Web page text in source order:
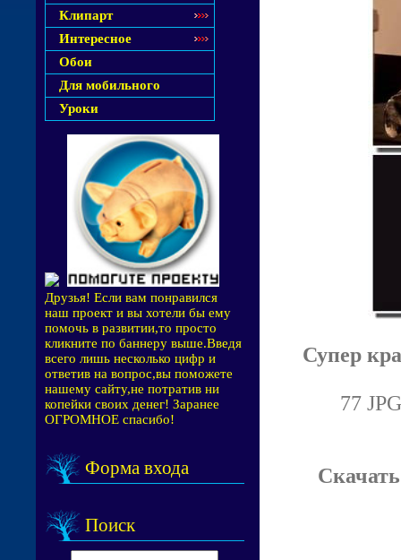
Клипарт
Интересное
Обои
Для мобильного
Уроки
Друзья! Если вам понравился
наш проект и вы хотели бы ему
помочь в развитии,то просто
кликните по баннеру выше.Введя
всего лишь несколько цифр и
ответив на вопрос,вы поможете
нашему сайту,не потратив ни
копейки своих денег! Заранее
ОГРОМНОЕ спасибо!
Форма входа
Поиск
Супер
77